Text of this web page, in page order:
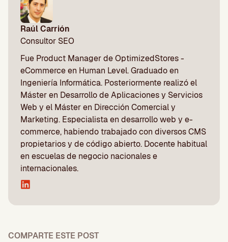
Raúl Carrión
Consultor SEO
Fue Product Manager de OptimizedStores -
eCommerce en Human Level. Graduado en
Ingeniería Informática. Posteriormente realizó el
Máster en Desarrollo de Aplicaciones y Servicios
Web y el Máster en Dirección Comercial y
Marketing. Especialista en desarrollo web y e-
commerce, habiendo trabajado con diversos CMS
propietarios y de código abierto. Docente habitual
en escuelas de negocio nacionales e
internacionales.
COMPARTE ESTE POST